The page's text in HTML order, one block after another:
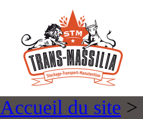
Accueil du site >